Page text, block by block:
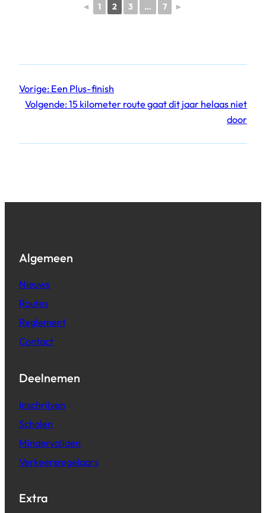
◄ 1 2 3 … 7 ►
Vorige: Een Plus-finish
Volgende:15 kilometer route gaat dit jaar helaas niet
door
Algemeen
Nieuws
Routes
Reglement
Contact
Deelnemen
Inschrijven
Scholen
Mindervaliden
Verkeersregelaars
Extra